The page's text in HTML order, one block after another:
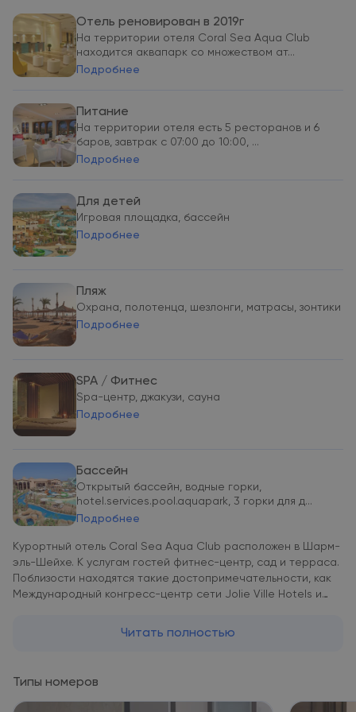
Отель реновирован в 2019г
На территории отеля Coral Sea Aqua Club
находится аквапарк со множеством ат...
Подробнее
Питание
На территории отеля есть 5 ресторанов и 6
баров, завтрак с 07:00 до 10:00, ...
Подробнее
Для детей
Игровая площадка, бассейн
Подробнее
Пляж
Охрана, полотенца, шезлонги, матрасы, зонтики
Подробнее
SPA / Фитнес
Spa-центр, джакузи, сауна
Подробнее
Бассейн
Открытый бассейн, водные горки,
hotel.services.pool.aquapark, 3 горки для д...
Подробнее
Курортный отель Coral Sea Aqua Club расположен в Шарм-
эль-Шейхе. К услугам гостей фитнес-центр, сад и терраса.
Поблизости находятся такие достопримечательности, как
Международный конгресс-центр сети Jolie Ville Hotels и
Номера оснащены телевизором с плоским экраном и
комнате установлена ванна. По утрам подают завтрак
«шведский стол» или халяльный завтрак. Ресторан
Читать полностью
Типы номеров